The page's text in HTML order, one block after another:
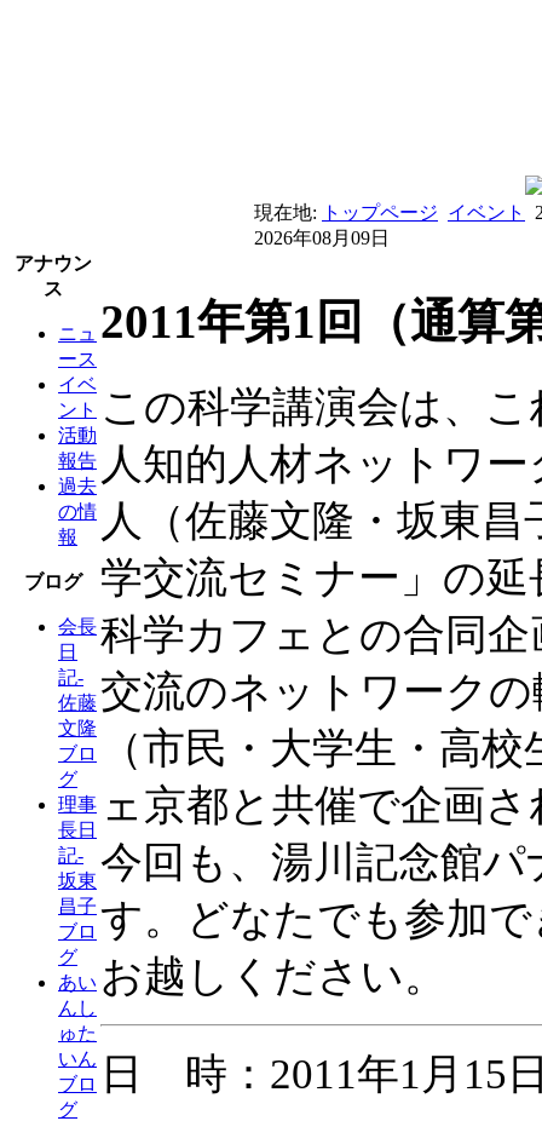
現在地: トップページ イベント
2026年08月09日
アナウン
ス
ニュ
ース
イベ
ント
活動
報告
過去
の情
報
ブログ
会長
日
記-
佐藤
文隆
ブロ
グ
理事
長日
記-
坂東
昌子
ブロ
グ
あい
んし
ゅた
いん
ブロ
グ
2011年第1回（通算
この科学講演会は、
人知的人材ネットワ
人（佐藤文隆・坂東
学交流セミナー」の
科学カフェとの合同
交流のネットワーク
（市民・大学生・高
ェ京都と共催で企画
今回も、湯川記念館
す。どなたでも参加
お越しください。
日 時：2011年1月